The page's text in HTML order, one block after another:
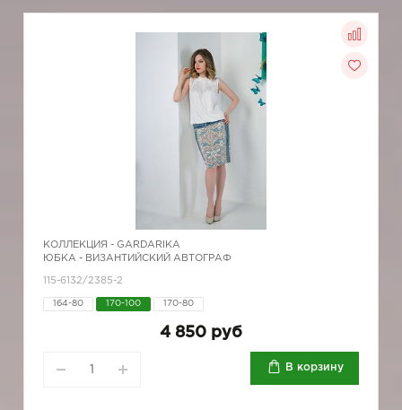
КОЛЛЕКЦИЯ - GARDARIKA
ЮБКА - ВИЗАНТИЙСКИЙ АВТОГРАФ
115-6132/2385-2
164-80 170-100 170-80
4 850 руб
В корзину